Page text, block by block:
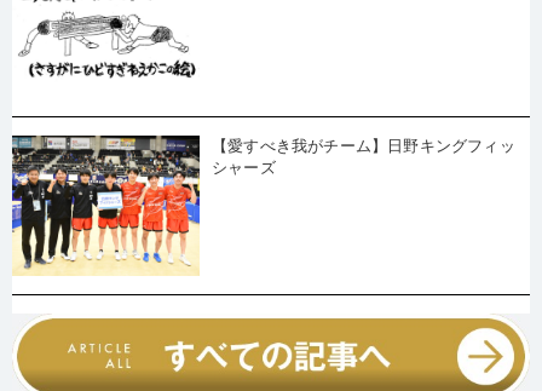
【愛すべき我がチーム】日野キングフィッ
シャーズ